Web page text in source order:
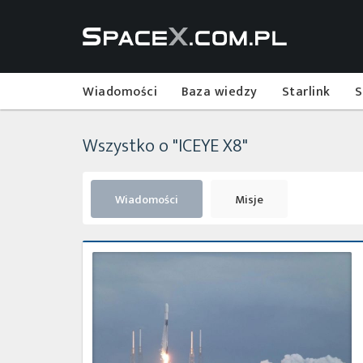
Wiadomości Baza wiedzy Starlink
Wszystko o "ICEYE X8"
Wiadomości Misje
zakończony
powodzeniem